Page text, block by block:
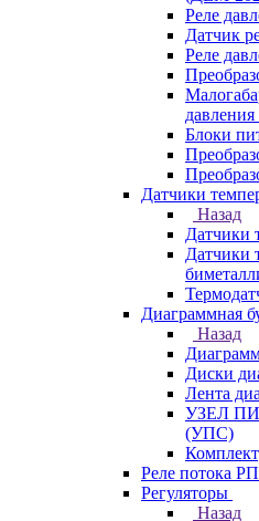
Реле
Датчик
Реле
Блоки
Датчики
Назад
Датчики
Датчики
Диаграммная
Назад
Диски
Лента
УЗЕЛ
(УПС)
Реле потока
Регуляторы
Назад